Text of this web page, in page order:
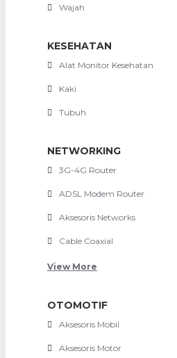
Wajah
KESEHATAN
Alat Monitor Kesehatan
Kaki
Tubuh
NETWORKING
3G-4G Router
ADSL Modem Router
Aksesoris Networks
Cable Coaxial
View More
OTOMOTIF
Aksesoris Mobil
Aksesoris Motor